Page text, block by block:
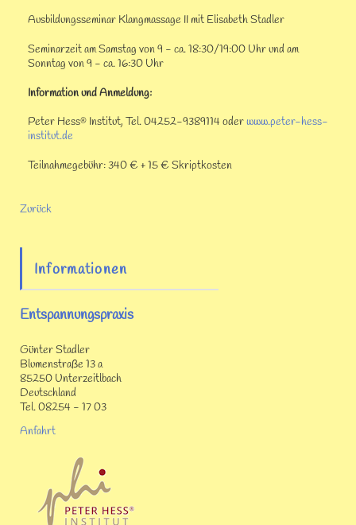
Ausbildungsseminar Klangmassage II mit Elisabeth Stadler
Seminarzeit am Samstag von 9 - ca. 18:30/19:00 Uhr und am
Sonntag von 9 - ca. 16:30 Uhr
Information und Anmeldung:
Peter Hess®Institut, Tel. 04252-9389114 oderwww.peter-hess-
institut.de
Teilnahmegebühr: 340 € + 15 € Skriptkosten
Zurück
Informationen
Entspannungspraxis
Günter Stadler
Blumenstraße 13 a
85250 Unterzeitlbach
Deutschland
Tel. 08254 - 17 03
Anfahrt